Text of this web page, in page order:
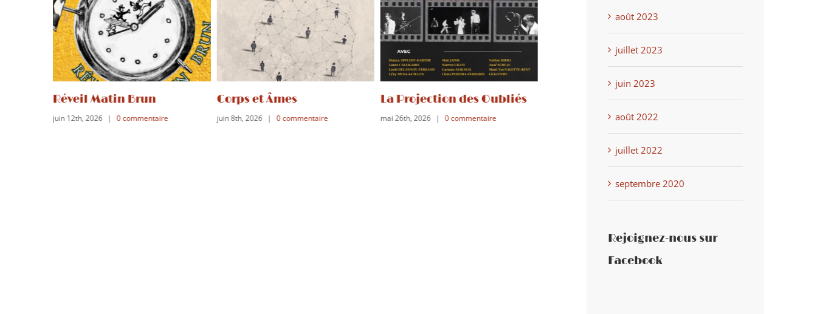
Brun
0 commentaire
Corps et Âmes
juin 8th, 2026 0 commentaire
La Projection des Oubliés
mai 26th, 2026 0 commentaire
Représentations d’Ateliers
Juin et Juillet 2026
Rentrée d’ateliers saison
2026/2027
août 2023
juillet 2023
juin 2023
août 2022
juillet 2022
septembre 2020
Rejoignez-nous sur
Facebook